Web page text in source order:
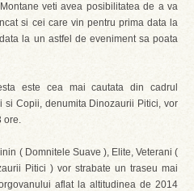
veti avea posibilitatea de a va
si cei care vin pentru prima data la
la un astfel de eveniment sa poata
este cea mai cautata din cadrul
si Copii, denumita Dinozaurii Pitici, vor
ore.
( Domnitele Suave ), Elite, Veterani (
Pitici ) vor strabate un traseu mai
aflat la altitudinea de 2014